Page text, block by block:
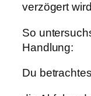
verzögert
So
Handlung:
Du